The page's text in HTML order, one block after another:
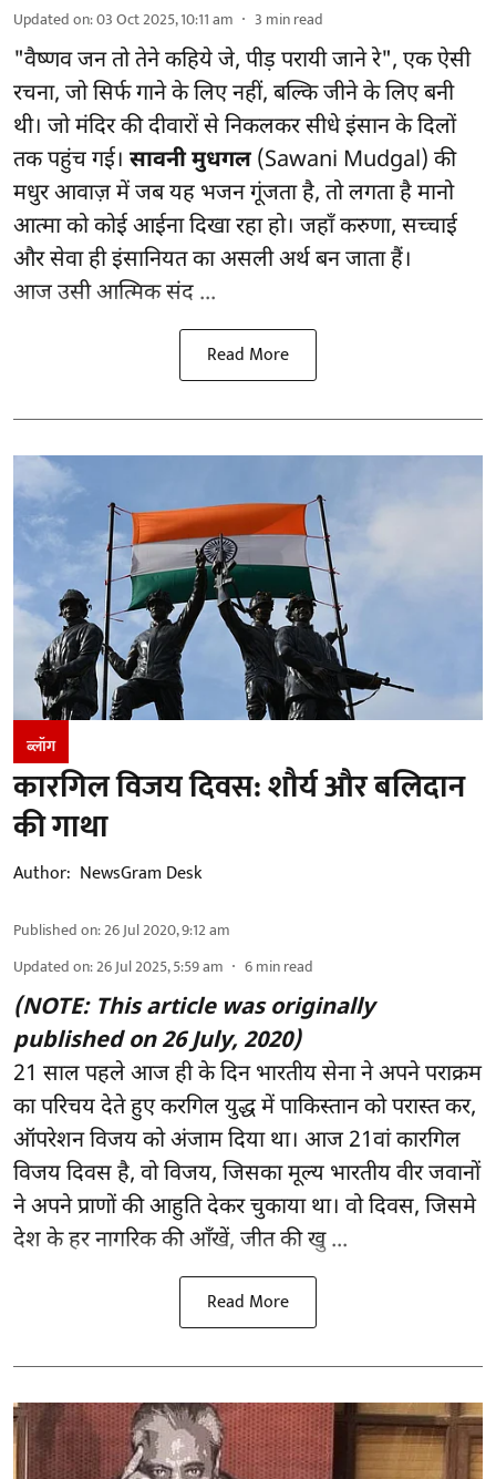
Updated on:03 Oct 2025, 10:11 am 3 min read
"वैष्णव जन तो तेने कहिये जे, पीड़ परायी जाने रे", एक ऐसी
रचना, जो सिर्फ गाने के लिए नहीं, बल्कि जीने के लिए बनी
थी। जो मंदिर की दीवारों से निकलकर सीधे इंसान के दिलों
तक पहुंच गई। सावनी मुधगल (Sawani Mudgal) की
मधुर आवाज़ में जब यह भजन गूंजता है, तो लगता है मानो
आत्मा को कोई आईना दिखा रहा हो। जहाँ करुणा, सच्चाई
और सेवा ही इंसानियत का असली अर्थ बन जाता हैं।
आज उसी आत्मिक संद ...
Read More
ब्लॉग
कारगिल विजय दिवस: शौर्य और बलिदान
की गाथा
Author: NewsGram Desk
Published on:26 Jul 2020, 9:12 am
Updated on:26 Jul 2025, 5:59 am 6min read
(NOTE: This article was originally
published on 26 July, 2020)
21 साल पहले आज ही के दिन भारतीय सेना ने अपने पराक्रम
का परिचय देते हुए करगिल युद्ध में पाकिस्तान को परास्त कर,
ऑपरेशन विजय को अंजाम दिया था। आज 21वां कारगिल
विजय दिवस है, वो विजय, जिसका मूल्य भारतीय वीर जवानों
ने अपने प्राणों की आहुति देकर चुकाया था। वो दिवस, जिसमे
देश के हर नागरिक की आँखें, जीत की खु ...
Read More